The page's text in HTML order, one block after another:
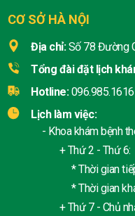
CƠ SỞ HÀ NỘI
Địa chỉ: Số 78 Đường
Tổng đài đặt lịch
Hotline: 096.985.1616
Lịch làm việc:
- Khoa khám bệnh
+ Thứ 2 - Thứ 6:
* Thời gian tiếp
* Thời gian
+ Thứ 7 - Chủ